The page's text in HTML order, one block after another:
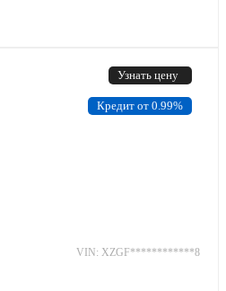
Узнать цену
VIN: XZGF************8
Кредит от 0.99%